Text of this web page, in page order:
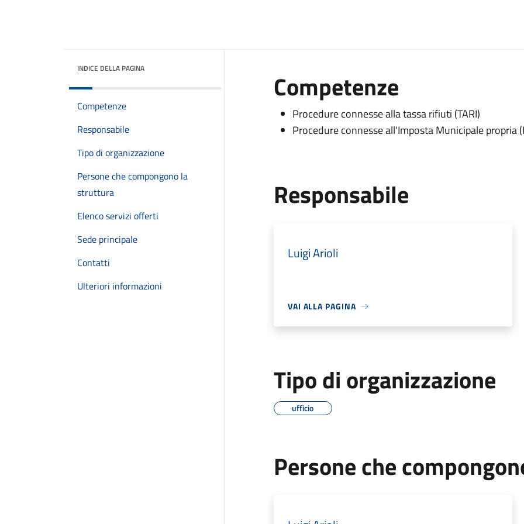
INDICE DELLA PAGINA
Competenze
Responsabile
Tipo di organizzazione
Persone che compongono la
struttura
Elenco servizi offerti
Sede principale
Contatti
Ulteriori informazioni
Competenze
Procedure connesse alla tassa rifiuti (TARI)
Procedure connesse all'Imposta Municipale propria
Responsabile
Luigi Arioli
VAI ALLA PAGINA
Tipo di organizzazione
ufficio
Persone che